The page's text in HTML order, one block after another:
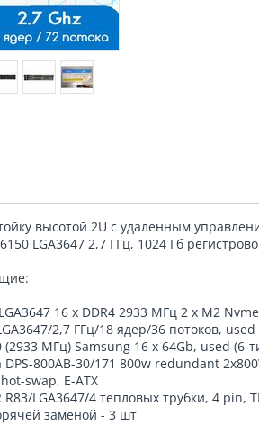
высотой 2U с удаленным
LGA3647 2,7 ГГц, 1024 Гб
16 х DDR4 2933 МГц 2 x M2
2,7 ГГц/18 ядер/36 потоков,
(2933 МГц) Samsung 16 x 64Gb, used
800AB-30/171 800w redundant
swap, E-ATX
LGA3647/4 тепловых трубки, 4 pin,
заменой - 3 шт